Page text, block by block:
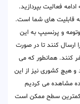
فعالیت بپردازید.
به قابلیت های شما است.
و پرنسیپ به این
ارسال کنند تا در صورت
کنند. همانطور که می
و هیچ کشوری نیز از این
مشاهده می کردیم
کمترین سطح ممکن است